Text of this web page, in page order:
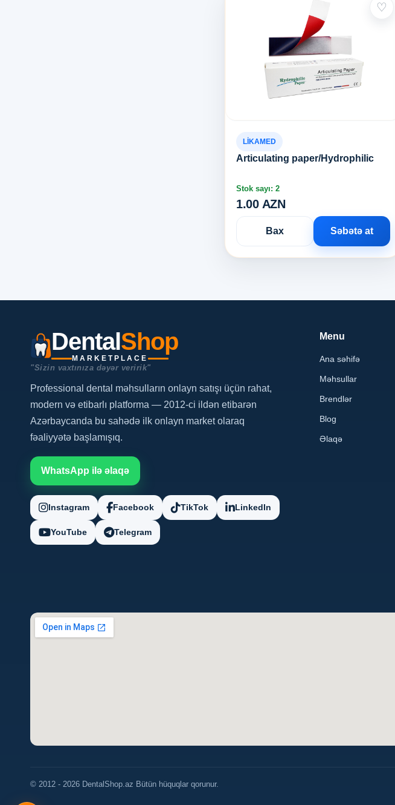
♡
LİKAMED
Articulating paper/Hydrophilic
Stok sayı: 2
1.00 AZN
Bax Səbətə at
DentalShop
MARKETPLACE
"Sizin vaxtınıza dəyər veririk"
Professional dental məhsulların onlayn satışı üçün rahat,
modern və etibarlı platforma — 2012-ci ildən etibarən
Azərbaycanda bu sahədə ilk onlayn market olaraq
fəaliyyətə başlamışıq.
WhatsApp ilə əlaqə
Instagram Facebook TikTok LinkedIn
YouTube Telegram
Menu
Ana səhifə
Məhsullar
Brendlər
Blog
Əlaqə
© 2012 - 2026 DentalShop.az Bütün hüquqlar qorunur.